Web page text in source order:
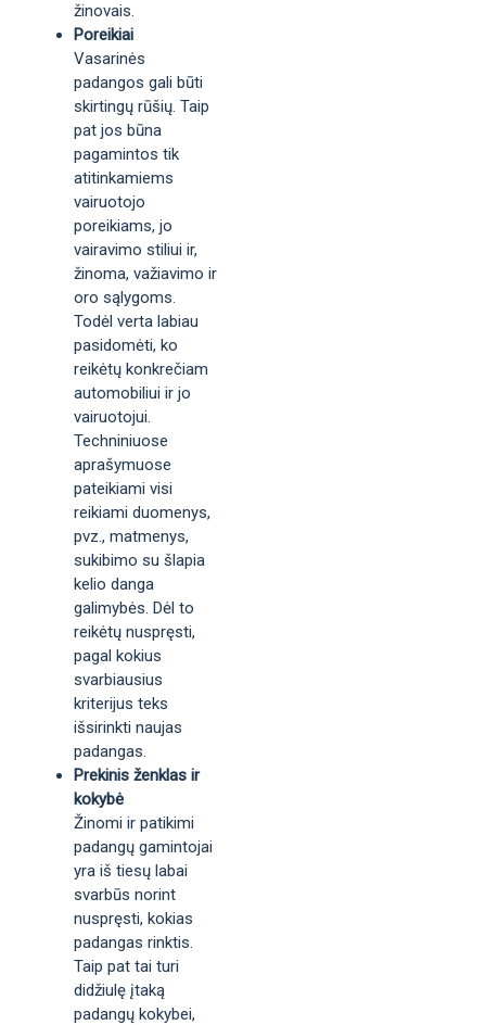
žinovais.
Poreikiai
Vasarinės
padangos gali būti
skirtingų rūšių. Taip
pat jos būna
pagamintos tik
atitinkamiems
vairuotojo
poreikiams, jo
vairavimo stiliui ir,
žinoma, važiavimo ir
oro sąlygoms.
Todėl verta labiau
pasidomėti, ko
reikėtų konkrečiam
automobiliui ir jo
vairuotojui.
Techniniuose
aprašymuose
pateikiami visi
reikiami duomenys,
pvz., matmenys,
sukibimo su šlapia
kelio danga
galimybės. Dėl to
reikėtų nuspręsti,
pagal kokius
svarbiausius
kriterijus teks
išsirinkti naujas
padangas.
Prekinis ženklas ir
kokybė
Žinomi ir patikimi
padangų gamintojai
yra iš tiesų labai
svarbūs norint
nuspręsti, kokias
padangas rinktis.
Taip pat tai turi
didžiulę įtaką
padangų kokybei,